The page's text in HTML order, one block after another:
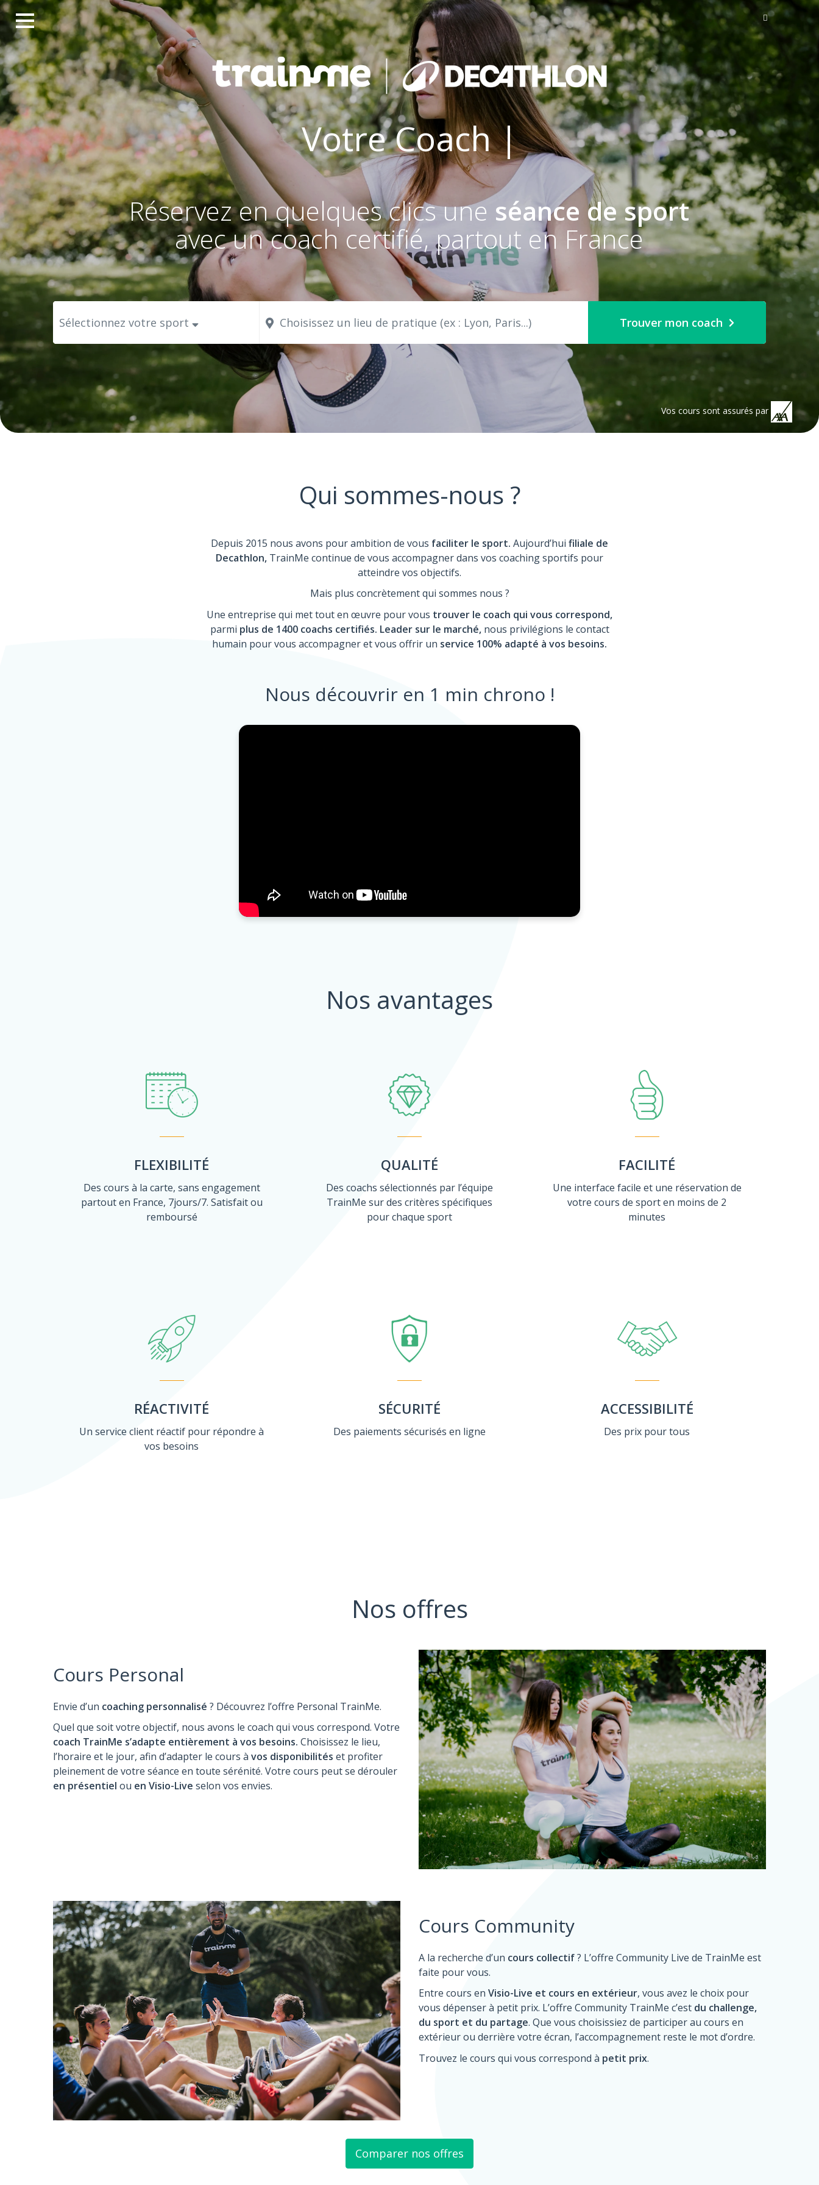
VotreCoach Sportif|
Réservez en quelques clics une séance de sport
avec un coach certifié, partout en France
Sélectionnez votre sport Choisissez un lieu de pratique (ex : Lyon, Paris...) Trouver mon coach
Vos cours sont assurés par
Qui sommes-nous ?
Depuis 2015 nous avons pour ambition de vous faciliter le sport. Aujourd’hui filiale de
Decathlon, TrainMe continue de vous accompagner dans vos coaching sportifs pour
atteindre vos objectifs.
Mais plus concrètement qui sommes nous ?
Une entreprise qui met tout en œuvre pour vous trouver le coach qui vous correspond,
parmi plus de 1400 coachs certifiés. Leader sur le marché,nous privilégions le contact
humain pour vous accompagner et vous offrir un service 100% adapté à vos besoins.
Nous découvrir en 1 min chrono !
Nos avantages
FLEXIBILITÉ
Des cours à la carte, sans engagement
partout en France, 7jours/7. Satisfait ou
remboursé
QUALITÉ
Des coachs sélectionnés par l’équipe
TrainMe sur des critères spécifiques
pour chaque sport
FACILITÉ
Une interface facile et une réservation de
votre cours de sport en moins de 2
minutes
RÉACTIVITÉ
Un service client réactif pour répondre à
vos besoins
SÉCURITÉ
Des paiements sécurisés en ligne
ACCESSIBILITÉ
Des prix pour tous
Nos offres
Cours Personal
Envie d’un coaching personnalisé ? Découvrez l’offre Personal TrainMe.
Quel que soit votre objectif, nous avons le coach qui vous correspond. Votre
coach TrainMe s’adapte entièrement à vos besoins. Choisissez le lieu,
l’horaire et le jour, afin d’adapter le cours à vos disponibilités et profiter
pleinement de votre séance en toute sérénité. Votre cours peut se dérouler
en présentiel ou en Visio-Live selon vos envies.
Cours Community
A la recherche d’un cours collectif? L’offre Community Live de TrainMe est
faite pour vous.
Entre cours en Visio-Live et cours en extérieur, vous avez le choix pour
vous dépenser à petit prix. L’offre Community TrainMe c’est du challenge,
du sport et du partage. Que vous choisissiez de participer au cours en
extérieur ou derrière votre écran, l’accompagnement reste le mot d’ordre.
Trouvez le cours qui vous correspond à petit prix.
Comparer nos offres